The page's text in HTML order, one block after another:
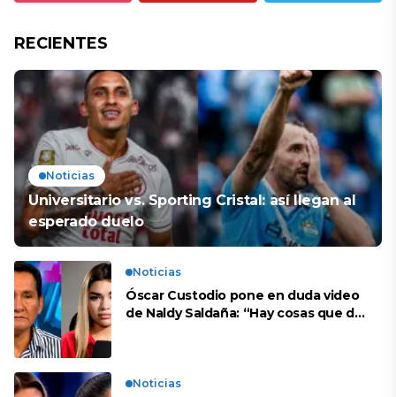
RECIENTES
Noticias
Universitario vs. Sporting Cristal: así llegan al
esperado duelo
Noticias
Óscar Custodio pone en duda video
de Naldy Saldaña: “Hay cosas que de
Noticias